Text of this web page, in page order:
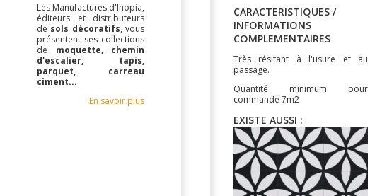
Les Manufactures d'Inopia,
éditeurs et distributeurs
de sols décoratifs, vous
présentent ses collections
de moquette, chemin
d'escalier, tapis,
parquet, carreau
ciment...
En savoir plus
CARACTERISTIQUES /
INFORMATIONS
COMPLEMENTAIRES
Très résitant à l'usure et au
passage.
Quantité minimum pour
commande 7m2
EXISTE AUSSI :